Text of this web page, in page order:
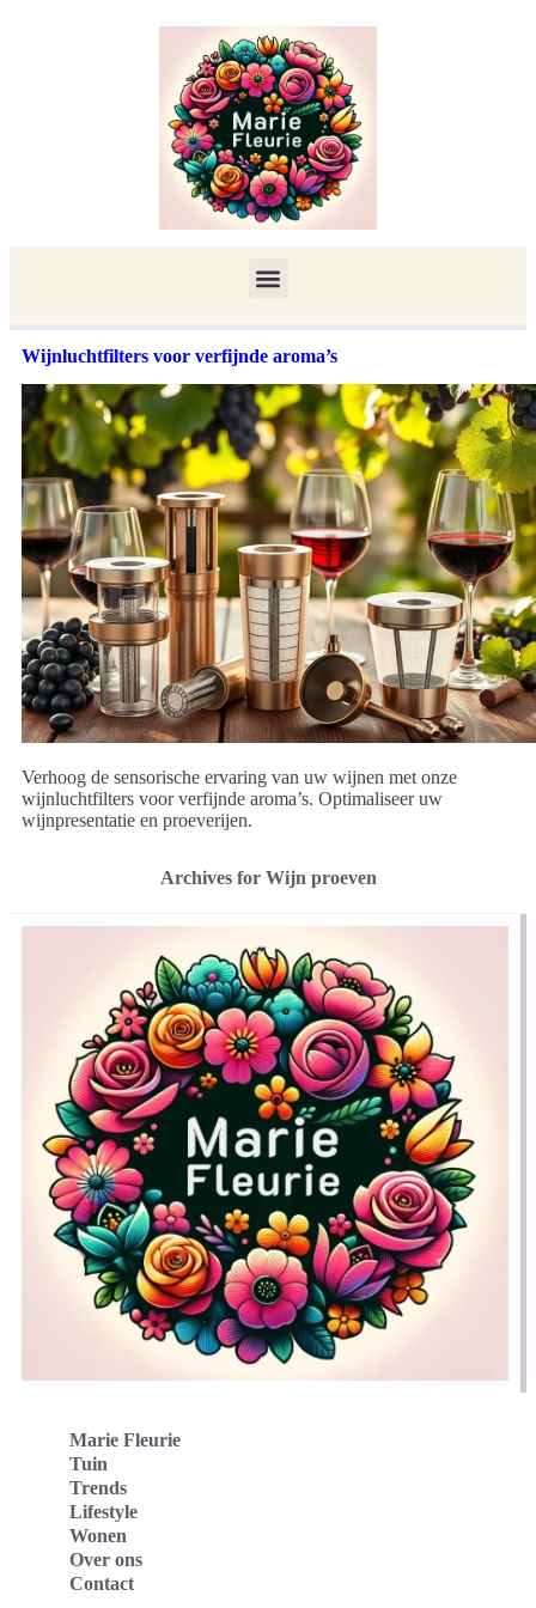
Wijnluchtfilters voor verfijnde aroma’s
Verhoog de sensorische ervaring van uw wijnen met onze
wijnluchtfilters voor verfijnde aroma’s. Optimaliseer uw
wijnpresentatie en proeverijen.
Archives for Wijn proeven
Marie Fleurie
Tuin
Trends
Lifestyle
Wonen
Over ons
Contact